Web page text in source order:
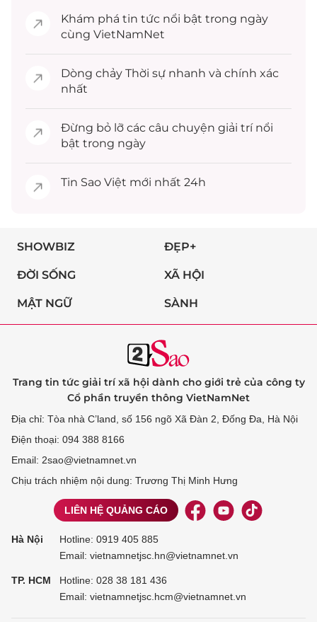
Khám phá tin tức nổi bật trong ngày
cùng VietNamNet
Dòng chảy Thời sự nhanh và chính xác
nhất
Đừng bỏ lỡ các câu chuyện giải trínổi
bật trong ngày
Tin Sao Việt mới nhất 24h
SHOWBIZ ĐẸP+
ĐỜI SỐNG XÃ HỘI
MẬT NGỮ SÀNH
Trang tin tức giải trí xã hội dành cho giới trẻ của công ty
Cổ phần truyền thông VietNamNet
Địa chỉ: Tòa nhà C’land, số 156 ngõ Xã Đàn 2, Đống Đa, Hà Nội
Điện thoại: 094 388 8166
Email: 2sao@vietnamnet.vn
Chịu trách nhiệm nội dung: Trương Thị Minh Hưng
LIÊN HỆ QUẢNG CÁO
Hà Nội Hotline: 0919 405 885
Email: vietnamnetjsc.hn@vietnamnet.vn
TP. HCM Hotline: 028 38 181 436
Email: vietnamnetjsc.hcm@vietnamnet.vn